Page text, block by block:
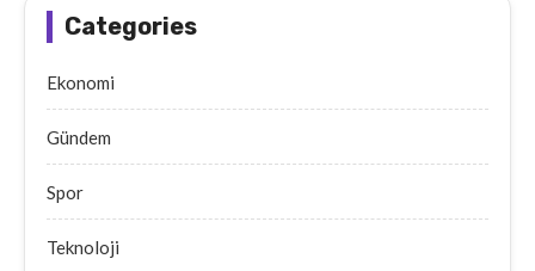
Categories
Ekonomi
Gündem
Spor
Teknoloji